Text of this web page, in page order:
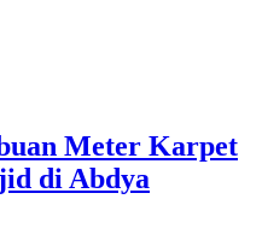
Meter Karpet
di Abdya